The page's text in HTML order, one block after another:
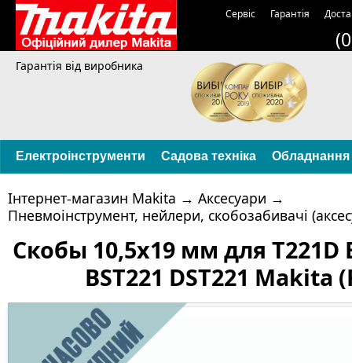
Сервіс Гарантія
Гарантія від виробника
Електроінструменти Садова техніка Обладнання
Інтернет-магазин Makita → Аксесуари →
Пневмоінструмент, нейлери, скобозабивачі
Скобы 10,5х19 мм для T221D
BST221 DST221 Makita